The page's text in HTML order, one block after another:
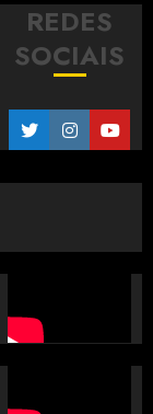
REDES
SOCIAIS